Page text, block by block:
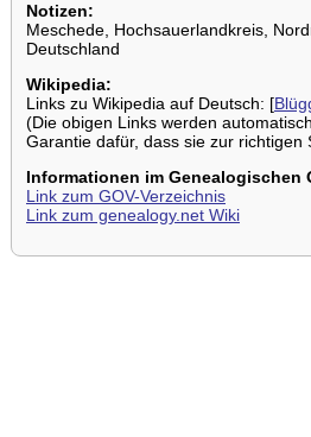
Notizen:
Meschede, Hochsauerlandkreis,
Deutschland
Wikipedia:
Links zu Wikipedia auf Deutsch: [
(Die obigen Links werden
Garantie dafür, dass sie zur richtigen
Informationen im Genealogischen
Link zum GOV-Verzeichnis
Link zum genealogy.net Wiki